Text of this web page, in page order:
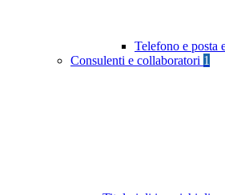
Telefono e posta
Consulenti e collaboratori 1